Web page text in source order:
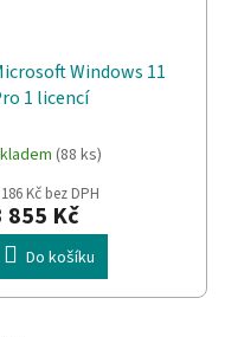
Windows 11
1 licencí
(88 ks)
Kč bez DPH
855 Kč
Do košíku